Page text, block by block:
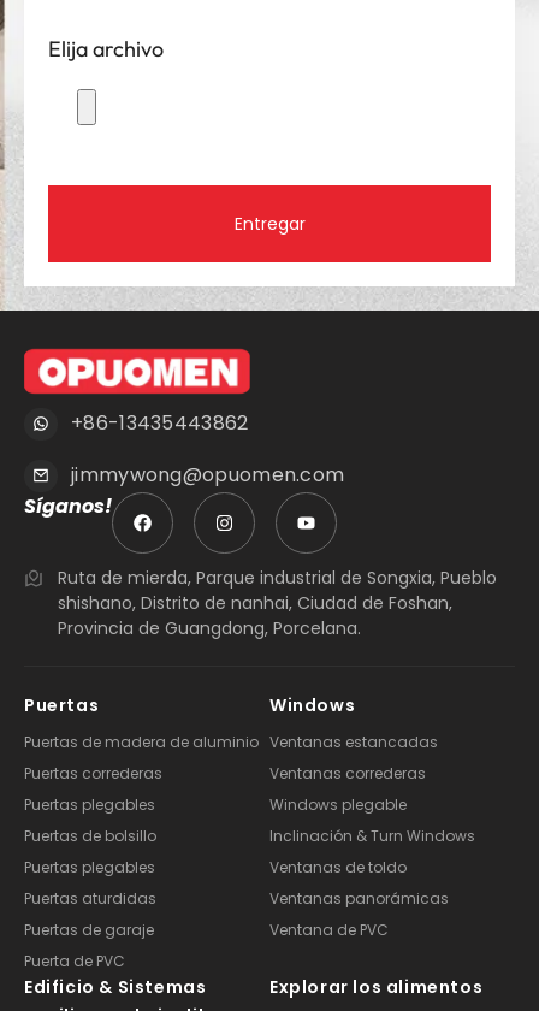
Elija archivo
Entregar
+86-13435443862
jimmywong@opuomen.com
Síganos!
Ruta de mierda, Parque industrial de Songxia, Pueblo
shishano, Distrito de nanhai, Ciudad de Foshan,
Provincia de Guangdong, Porcelana.
Puertas
Puertas de madera de aluminio
Puertas correderas
Puertas plegables
Puertas de bolsillo
Puertas plegables
Puertas aturdidas
Puertas de garaje
Puerta de PVC
Windows
Ventanas estancadas
Ventanas correderas
Windows plegable
Inclinación & Turn Windows
Ventanas de toldo
Ventanas panorámicas
Ventana de PVC
Edificio & Sistemas
Explorar los alimentos